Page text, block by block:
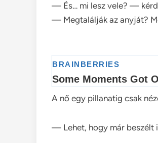
— És… mi lesz vele? —
— Megtalálják az anyját?
A nő egy pillanatig csak
— Lehet, hogy már beszélt